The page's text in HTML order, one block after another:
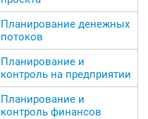
Планирование денежных
потоков
Планирование и
контроль на предприятии
Планирование и
контроль финансов